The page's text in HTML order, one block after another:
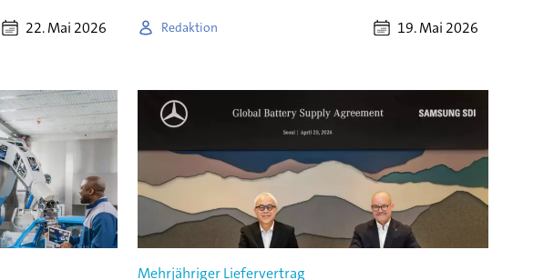
22. Mai 2026 Redaktion 19. Mai 2026
Mehrjähriger Liefervertrag